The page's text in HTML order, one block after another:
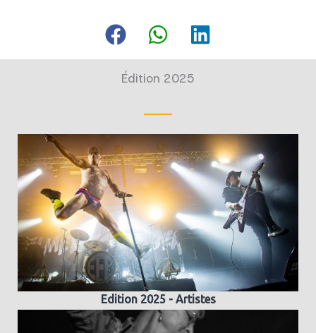
Édition 2025
Edition 2025 - Artistes